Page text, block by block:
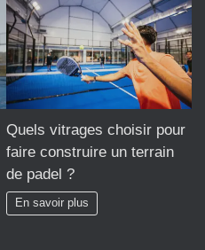
Quels vitrages choisir pour
faire construire un terrain
de padel ?
En savoir plus